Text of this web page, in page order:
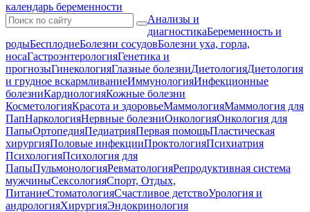
календарь беременности
Анализы и
диагностикаБеременность и
родыБесплодиеБолезни сосудовБолезни уха, горла,
носаГастроэнтерологияГенетика и
прогнозыГинекологияГлазные болезниДиетологияДиетология
и грудное вскармливаниеИммунологияИнфекционные
болезниКардиологияКожные болезни
КосметологияКрасота и здоровьеМаммологияМаммология для
ПапНаркологияНервные болезниОнкологияОнкология для
ПапыОртопедияПедиатрияПервая помощьПластическая
хирургияПоловые инфекцииПроктологияПсихиатрия
ПсихологияПсихология для
ПапыПульмонологияРевматологияРепродуктивная система
мужчиныСексологияСпорт, Отдых,
ПитаниеСтоматологияСчастливое детствоУрология и
андрологияХирургияЭндокринология